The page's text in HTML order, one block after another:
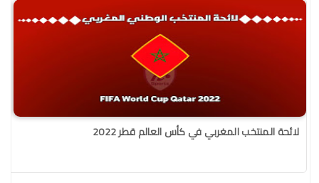
لائحة المنتخب المغربي في كأس العالم قطر 2022